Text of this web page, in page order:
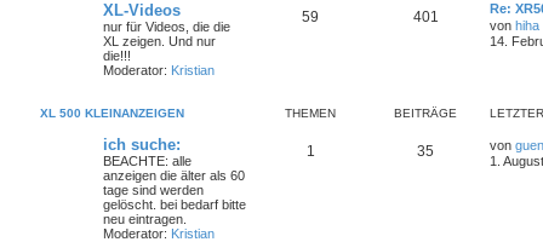
XL-Videos
nur für Videos, die die
XL zeigen. Und nur
die!!!
Moderator: Kristian
59 401
Re:
von hiha
14.
XL 500 KLEINANZEIGEN THEMEN BEITRÄGE
ich suche:
BEACHTE: alle
anzeigen die älter als 60
tage sind werden
gelöscht. bei bedarf bitte
neu eintragen.
Moderator: Kristian
1 35 von
1.